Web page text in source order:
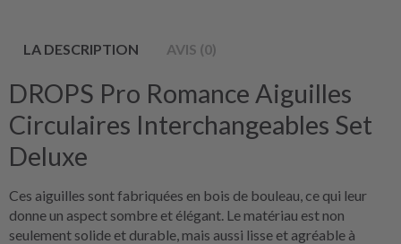
LA DESCRIPTION AVIS (0)
DROPS Pro Romance Aiguilles
Circulaires Interchangeables Set
Deluxe
Ces aiguilles sont fabriquées en bois de bouleau, ce qui leur
donne un aspect sombre et élégant. Le matériau est non
seulement solide et durable, mais aussi lisse et agréable à